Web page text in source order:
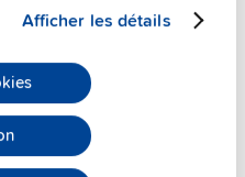
Afficher les détails